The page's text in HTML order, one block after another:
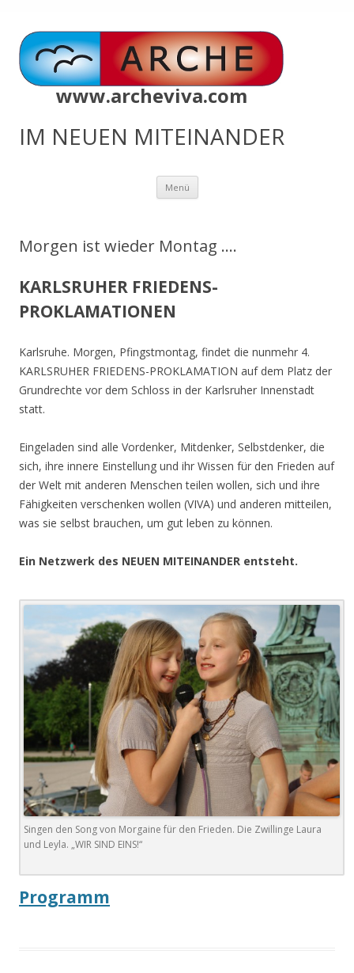
www.archeviva.com
IM NEUEN MITEINANDER
Menü Zum
springen
Morgen ist wieder Montag ….
KARLSRUHER FRIEDENS-
PROKLAMATIONEN
Karlsruhe. Morgen, Pfingstmontag, findet die nunmehr 4.
KARLSRUHER FRIEDENS-PROKLAMATION auf dem Platz der
Grundrechte vor dem Schloss in der Karlsruher Innenstadt
statt.
Eingeladen sind alle Vordenker, Mitdenker, Selbstdenker, die
sich, ihre innere Einstellung und ihr Wissen für den Frieden auf
der Welt mit anderen Menschen teilen wollen, sich und ihre
Fähigkeiten verschenken wollen (VIVA) und anderen mitteilen,
was sie selbst brauchen, um gut leben zu können.
Ein Netzwerk des NEUEN MITEINANDER entsteht.
Singen den Song von Morgaine für den Frieden. Die Zwillinge Laura
und Leyla. „WIR SIND EINS!“
Programm